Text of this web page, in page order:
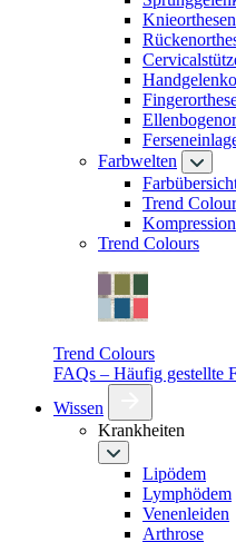
Knieorthesen
Farbwelten
Trend
Trend Colours
Trend Colours
FAQs – Häufig gestellte
Wissen
Krankheiten
Lipödem
Lymphödem
Venenleiden
Arthrose